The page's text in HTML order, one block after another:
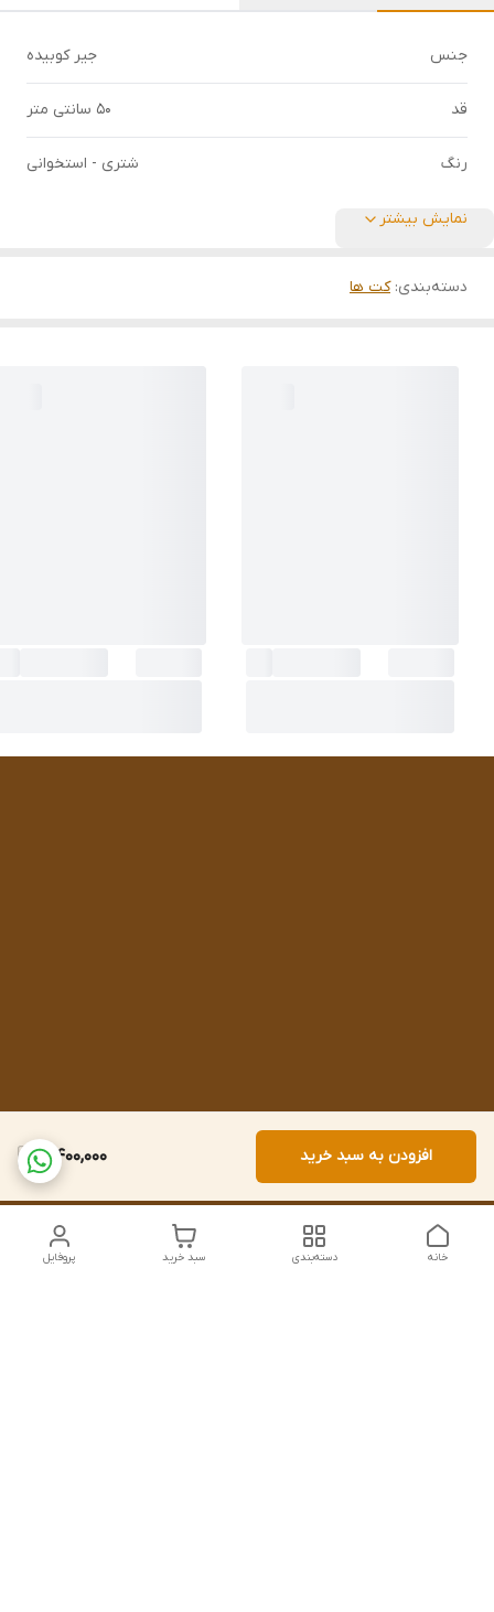
4,400,000 افزودن به سبد خرید
جنس جیر کوبیده
قد 50 سانتی متر
رنگ شتری - استخوانی
نمایش بیشتر
دسته‌بندی:کت ها
پروفایل سبد خرید دسته‌بندی خانه